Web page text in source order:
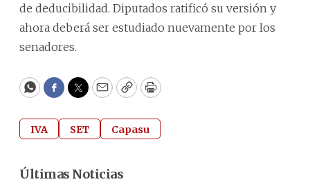
de deducibilidad. Diputados ratificó su versión y
ahora deberá ser estudiado nuevamente por los
senadores.
WhatsApp
Facebook
Twitter
EmailCopyPrint
IVA SET Capasu
Últimas Noticias